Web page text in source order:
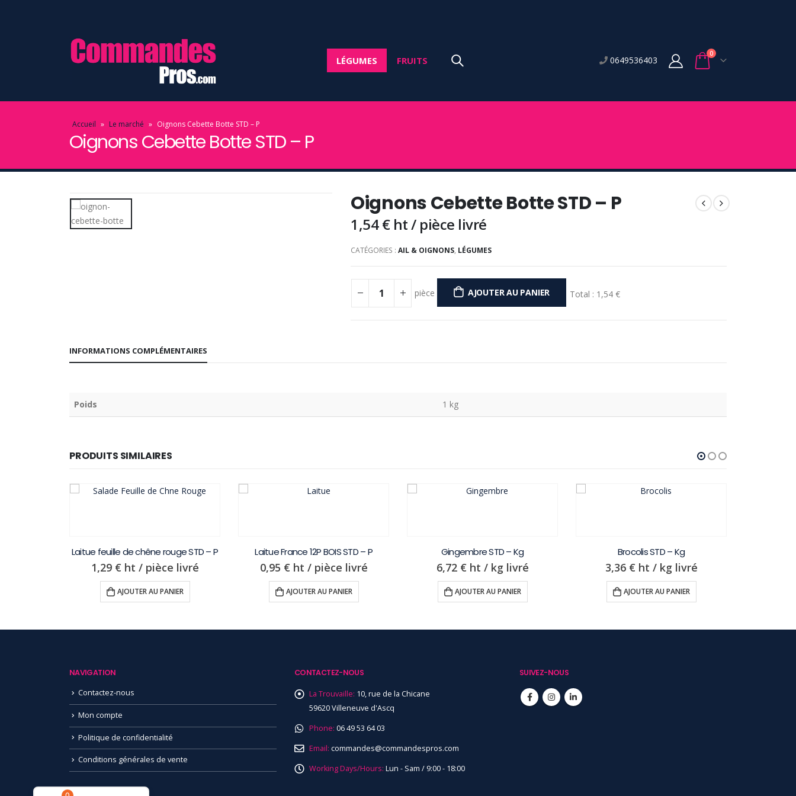
LÉGUMES FRUITS 0649536403
0
Accueil » Le marché » Oignons Cebette Botte STD – P
Oignons Cebette Botte STD – P
Oignons Cebette Botte STD – P
1,54€ht / pièce livré
CATÉGORIES : AIL & OIGNONS, LÉGUMES
pièce AJOUTER AU PANIER Total : 1,54 €
INFORMATIONS COMPLÉMENTAIRES
Poids 1 kg
PRODUITS SIMILAIRES
Laitue feuille de chêne rouge STD – P
1,29 €ht / pièce livré
AJOUTER AU PANIER
Laitue France 12P BOIS STD – P
0,95 €ht / pièce livré
AJOUTER AU PANIER
Gingembre STD – Kg
6,72 €ht / kg livré
AJOUTER AU PANIER
Brocolis STD – Kg
3,36 €ht / kg livré
AJOUTER AU PANIER
NAVIGATION
Contactez-nous
Mon compte
Politique de confidentialité
Conditions générales de vente
CONTACTEZ-NOUS
La Trouvaille: 10, rue de la Chicane
59620 Villeneuve d'Ascq
Phone: 06 49 53 64 03
Email: commandes@commandespros.com
Working Days/Hours: Lun - Sam / 9:00 - 18:00
SUIVEZ-NOUS